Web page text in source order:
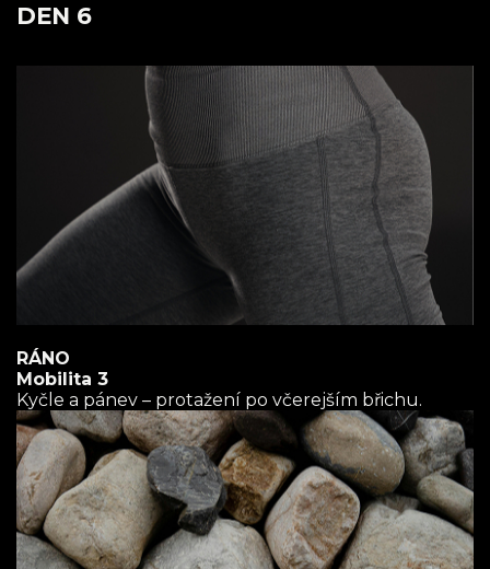
DEN 6
RÁNO
Mobilita 3
Kyčle a pánev – protažení po včerejším břichu.